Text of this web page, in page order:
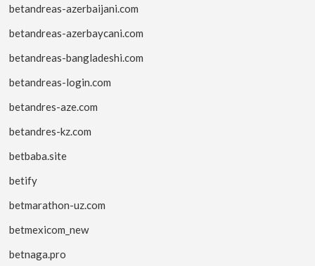
betandreas-azerbaijani.com
betandreas-azerbaycani.com
betandreas-bangladeshi.com
betandreas-login.com
betandres-aze.com
betandres-kz.com
betbaba.site
betify
betmarathon-uz.com
betmexicom_new
betnaga.pro